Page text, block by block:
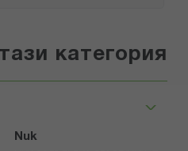
категория
Nuk